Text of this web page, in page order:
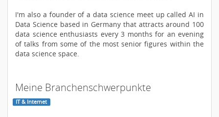
I'm also a founder of a data science meet up called AI in
Data Science based in Germany that attracts around 100
data science enthusiasts every 3 months for an evening
of talks from some of the most senior figures within the
data science space.
Meine Branchenschwerpunkte
IT & Internet